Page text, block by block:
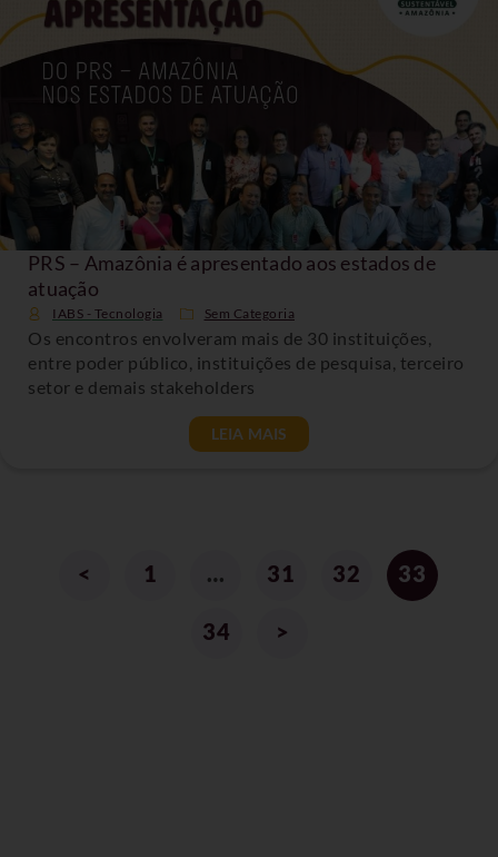
PRS – Amazônia é apresentado aos estados de
atuação
IABS - Tecnologia Sem Categoria
Os encontros envolveram mais de 30 instituições,
entre poder público, instituições de pesquisa, terceiro
setor e demais stakeholders
LEIA MAIS
< 1 … 31 32 33
34 >